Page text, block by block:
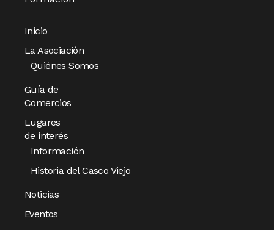
Inicio
La Asociación
Quiénes Somos
Guía de
Comercios
Lugares
de interés
Información
Historia del Casco Viejo
Noticias
Eventos